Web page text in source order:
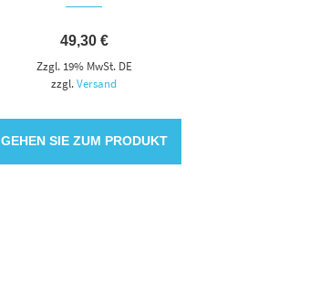
49,30 €
Zzgl. 19% MwSt. DE
zzgl.Versand
GEHEN SIE ZUM PRODUKT